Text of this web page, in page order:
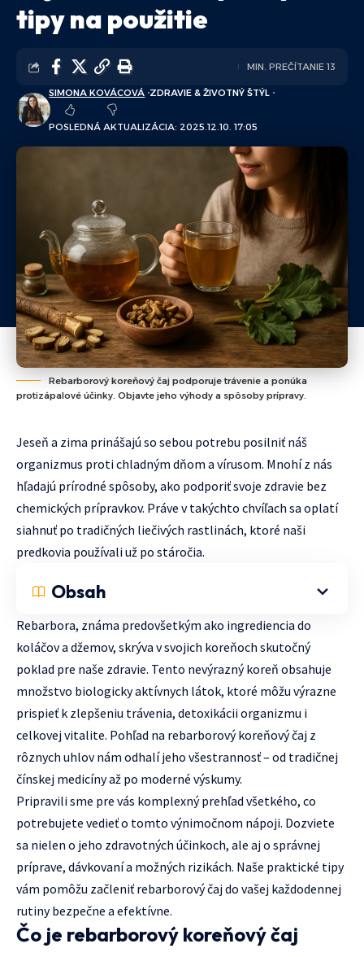
tipy na použitie
POSLEDNÁ AKTUALIZÁCIA: 2025.12.10. 17:05
SIMONA KOVÁCOVÁ ZDRAVIE & ŽIVOTNÝ ŠTÝL
MIN. PREČÍTANIE 13
Rebarborový koreňový čaj podporuje trávenie a ponúka
protizápalové účinky. Objavte jeho výhody a spôsoby prípravy.
Jeseň a zima prinášajú so sebou potrebu posilniť náš
organizmus proti chladným dňom a vírusom. Mnohí z nás
hľadajú prírodné spôsoby, ako podporiť svoje zdravie bez
chemických prípravkov. Práve v takýchto chvíľach sa oplatí
siahnuť po tradičných liečivých rastlinách, ktoré naši
predkovia používali už po stáročia.
Obsah
Rebarbora, známa predovšetkým ako ingrediencia do
koláčov a džemov, skrýva v svojich koreňoch skutočný
poklad pre naše zdravie. Tento nevýrazný koreň obsahuje
množstvo biologicky aktívnych látok, ktoré môžu výrazne
prispieť k zlepšeniu trávenia, detoxikácii organizmu i
celkovej vitalite. Pohľad na rebarborový koreňový čaj z
rôznych uhlov nám odhalí jeho všestrannosť – od tradičnej
čínskej medicíny až po moderné výskumy.
Pripravili sme pre vás komplexný prehľad všetkého, co
potrebujete vedieť o tomto výnimočnom nápoji. Dozviete
sa nielen o jeho zdravotných účinkoch, ale aj o správnej
príprave, dávkovaní a možných rizikách. Naše praktické tipy
vám pomôžu začleniť rebarborový čaj do vašej každodennej
rutiny bezpečne a efektívne.
Čo je rebarborový koreňový čaj